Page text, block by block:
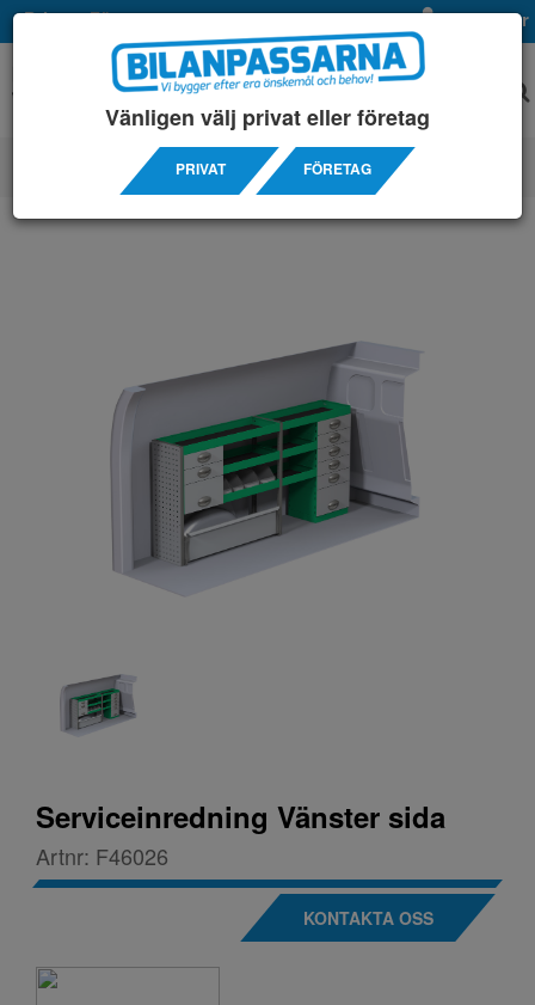
Privat Företag Mina sidor
SERVICEINREDNINGAR/ CITROÊN / JUMPY L2H1
Serviceinredning Vänster sida
Artnr: F46026
KONTAKTA OSS
Vänligen välj privat eller företag
PRIVAT FÖRETAG